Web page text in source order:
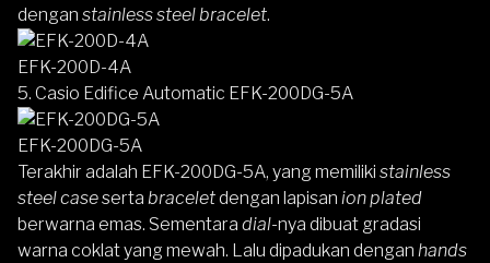
dengan stainless steel bracelet.
EFK-200D-4A
5. Casio Edifice Automatic EFK-200DG-5A
EFK-200DG-5A
Terakhir adalah EFK-200DG-5A, yang memiliki stainless
steel caseserta braceletdengan lapisan ion plated
berwarna emas. Sementara dial-nya dibuat gradasi
warna coklat yang mewah. Lalu dipadukan dengan hands